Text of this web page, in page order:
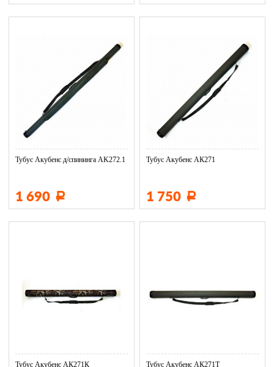
Тубус Акубенс д/спининга AK272.1
1 690 Р
Тубус Акубенс АК271
1 750 Р
Тубус Акубенс АК271К Тубус Акубенс АК271Т